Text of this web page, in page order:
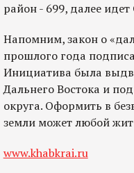
район - 699, далее
Напомним, закон о
прошлого года
Инициатива была
Дальнего Востока и
округа. Оформить в
земли может любой
www.khabkrai.ru